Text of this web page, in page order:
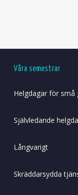
Våra semestrar
Helgdagar för små
Självledande
Långvarigt
Skräddarsydda